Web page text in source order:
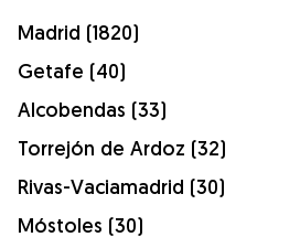
Madrid (1820)
Getafe (40)
Alcobendas (33)
Torrejón de Ardoz (32)
Rivas-Vaciamadrid (30)
Móstoles (30)